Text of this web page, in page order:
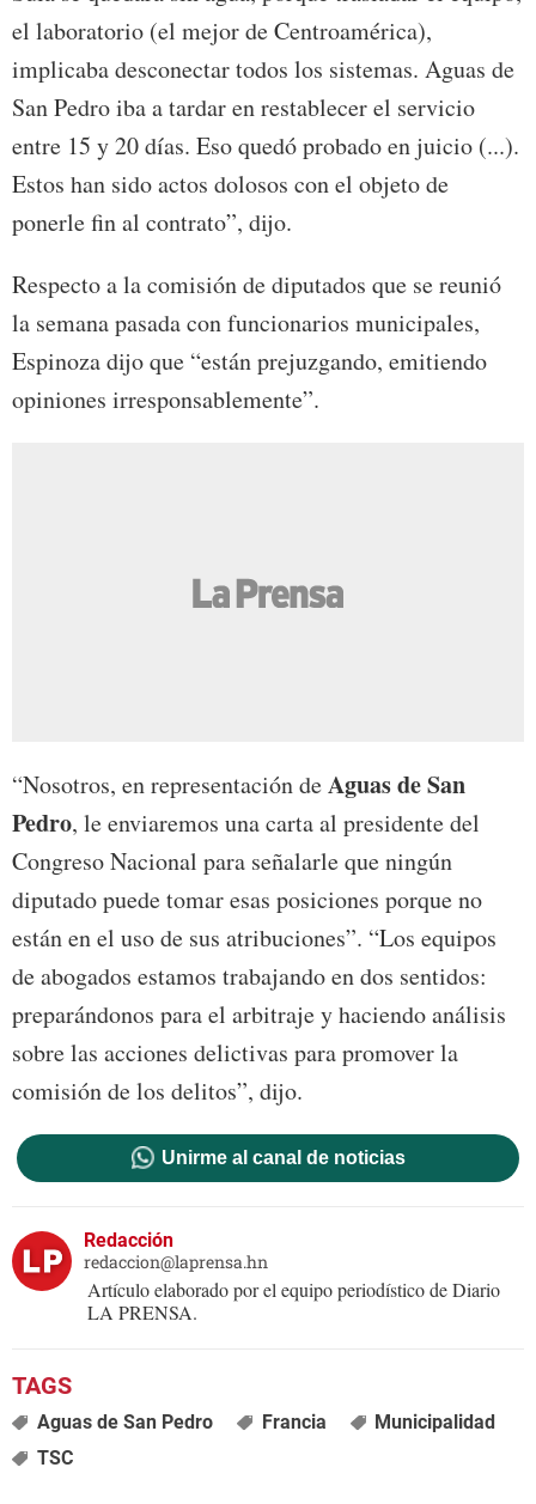
el laboratorio (el mejor de Centroamérica),
implicaba desconectar todos los sistemas. Aguas de
San Pedro iba a tardar en restablecer el servicio
entre 15 y 20 días. Eso quedó probado en juicio (...).
Estos han sido actos dolosos con el objeto de
ponerle fin al contrato”, dijo.
Respecto a la comisión de diputados que se reunió
la semana pasada con funcionarios municipales,
Espinoza dijo que “están prejuzgando, emitiendo
opiniones irresponsablemente”.
“Nosotros, en representación deAguas de San
Pedro, le enviaremos una carta al presidente del
Congreso Nacional para señalarle que ningún
diputado puede tomar esas posiciones porque no
están en el uso de sus atribuciones”. “Los equipos
de abogados estamos trabajando en dos sentidos:
preparándonos para el arbitraje y haciendo análisis
sobre las acciones delictivas para promover la
comisión de los delitos”, dijo.
Unirme al canal de noticias
Redacción
redaccion@laprensa.hn
Artículo elaborado por el equipo periodístico de Diario
LA PRENSA.
Aguas de San Pedro Francia
Municipalidad
TSC